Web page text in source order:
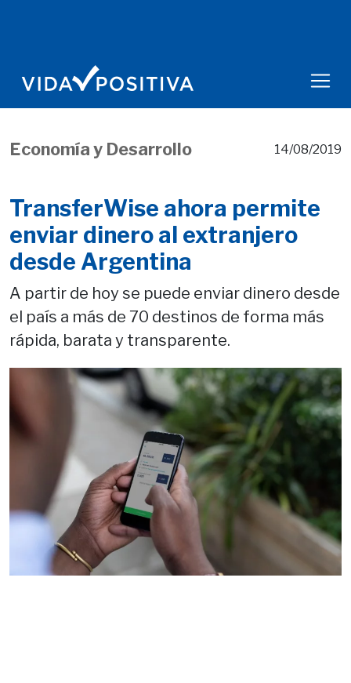
Economía y Desarrollo 14/08/2019
TransferWise ahora permite
enviar dinero al extranjero
desde Argentina
A partir de hoy se puede enviar dinero desde
el país a más de 70 destinos de forma más
rápida, barata y transparente.